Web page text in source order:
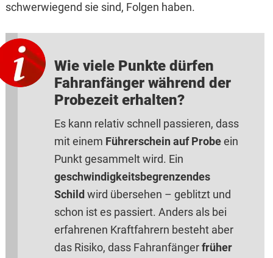
schwerwiegend sie sind, Folgen haben.
Wie viele Punkte dürfen
Fahranfänger während der
Probezeit erhalten?
Es kann relativ schnell passieren, dass
mit einem Führerschein auf Probeein
Punkt gesammelt wird. Ein
geschwindigkeitsbegrenzendes
Schild wird übersehen – geblitzt und
schon ist es passiert. Anders als bei
erfahrenen Kraftfahrern besteht aber
das Risiko, dass Fahranfängerfrüher